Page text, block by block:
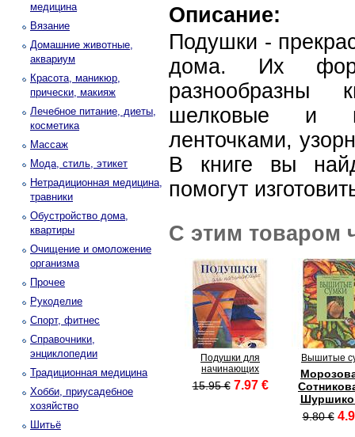
медицина
Вязание
Домашние животные,
аквариум
Красота, маникюр,
прически, макияж
Лечебное питание, диеты,
косметика
Массаж
Мода, стиль, этикет
Нетрадиционная медицина,
травники
Обустройство дома,
квартиры
Очищение и омоложение
организма
Прочее
Рукоделие
Спорт, фитнес
Справочники,
энциклопедии
Традиционная медицина
Хобби, приусадебное
хозяйство
Шитьё
Описание:
Подушки -
дома. Их
разнообразны
шелковые и
ленточками,
В книге вы
помогут
С этим товаром
Подушки для
начинающих
15.95 € 7.97 €
Вышитые
9.80 €